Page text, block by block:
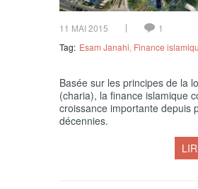
11 MAI 2015
1
Tag: Esam Janahi Finance
Basée sur les principes de la
(charia), la finance islamique
croissance importante depuis
décennies.